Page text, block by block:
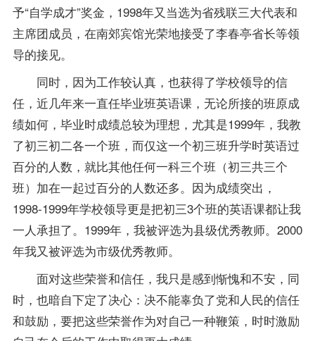
予“自学成才”奖金，1998年又当选为省残联三大代表和
主席团成员，在南郊宾馆光荣地接受了李春亭省长等领
导的接见。
同时，因为工作较认真，也获得了学校领导的信
任，近几年来一直任毕业班英语课，无论所接的班原成
绩如何，毕业时成绩总较为理想，尤其是1999年，我教
了初三初二各一个班，而仅这一个初三班升学时英语过
百分的人数，就比其他任何一科三个班（初三共三个
班）加在一起过百分的人数还多。因为成绩突出，
1998-1999年学校领导更是把初三3个班的英语课都让我
一人承担了。1999年，我被评选为县级优秀教师。2000
年我又被评选为市级优秀教师。
面对这些荣誉和信任，我只是感到惭愧和不安，同
时，也暗自下定了决心：决不能辜负了党和人民的信任
和鼓励，要把这些荣誉作为对自己一种鞭策，时时激励